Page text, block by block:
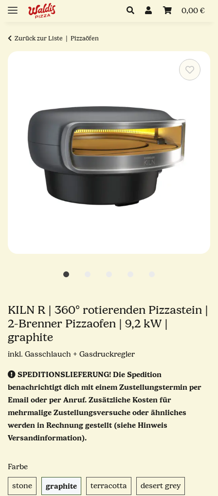
0,00 €
Zurück zur Liste Pizzaöfen
KILN R | 360° rotierenden Pizzastein |
2-Brenner Pizzaofen | 9,2 kW |
graphite
inkl. Gasschlauch + Gasdruckregler
SPEDITIONSLIEFERUNG! Die Spedition
benachrichtigt dich mit einem Zustellungstermin per
Email oder per Anruf. Zusätzliche Kosten für
mehrmalige Zustellungsversuche oder ähnliches
werden in Rechnung gestellt (siehe Hinweis
Versandinformation).
Farbe
stonestonegraphitegraphite
terracotta terracotta
desert greydesert